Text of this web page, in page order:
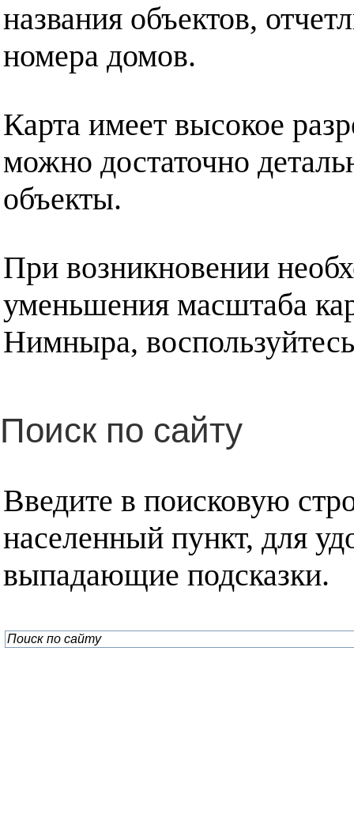
названия объектов,
номера домов.
Карта имеет высокое
можно достаточно
объекты.
При возникновении
уменьшения масштаба
Нимныра,
Поиск по сайту
Введите в поисковую
населенный пункт, для
выпадающие подсказки.